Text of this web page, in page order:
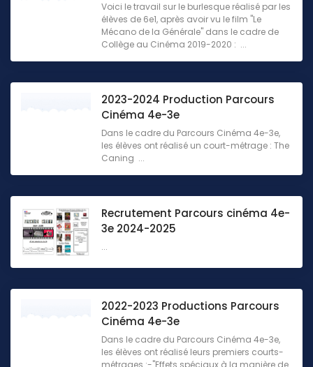
Voici le travail sur le burlesque réalisé par les
élèves de 6e1, après avoir vu le film "Le
Mécano de la Générale" dans le cadre de
Collège au Cinéma 2019-2020 : ...
2023-2024 Production Parcours
Cinéma 4e-3e
Dans le cadre du Parcours Cinéma 4e-3e,
les élèves ont réalisé un court-métrage : The
Caning ...
Recrutement Parcours cinéma 4e-
3e 2024-2025
...
2022-2023 Productions Parcours
Cinéma 4e-3e
Dans le cadre du Parcours Cinéma 4e-3e,
les élèves ont réalisé leurs premiers courts-